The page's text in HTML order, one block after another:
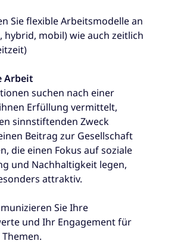
Sie flexible Arbeitsmodelle an
hybrid, mobil) wie auch zeitlich
Arbeit
suchen nach einer
Erfüllung vermittelt,
sinnstiftenden Zweck
Beitrag zur Gesellschaft
die einen Fokus auf soziale
und Nachhaltigkeit legen,
attraktiv.
Sie Ihre
und Ihr Engagement für